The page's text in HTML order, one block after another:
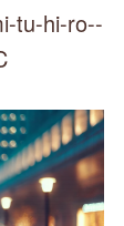
tu-hi-ro--